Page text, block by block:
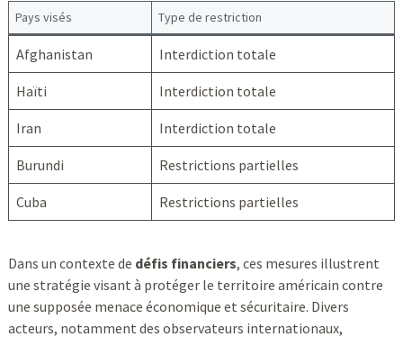
Pays visés Type de restriction
Afghanistan Interdiction totale
Haïti Interdiction totale
Iran Interdiction totale
Burundi Restrictions partielles
Cuba Restrictions partielles
Dans un contexte de défis financiers, ces mesures illustrent
une stratégie visant à protéger le territoire américain contre
une supposée menace économique et sécuritaire. Divers
acteurs, notamment des observateurs internationaux,